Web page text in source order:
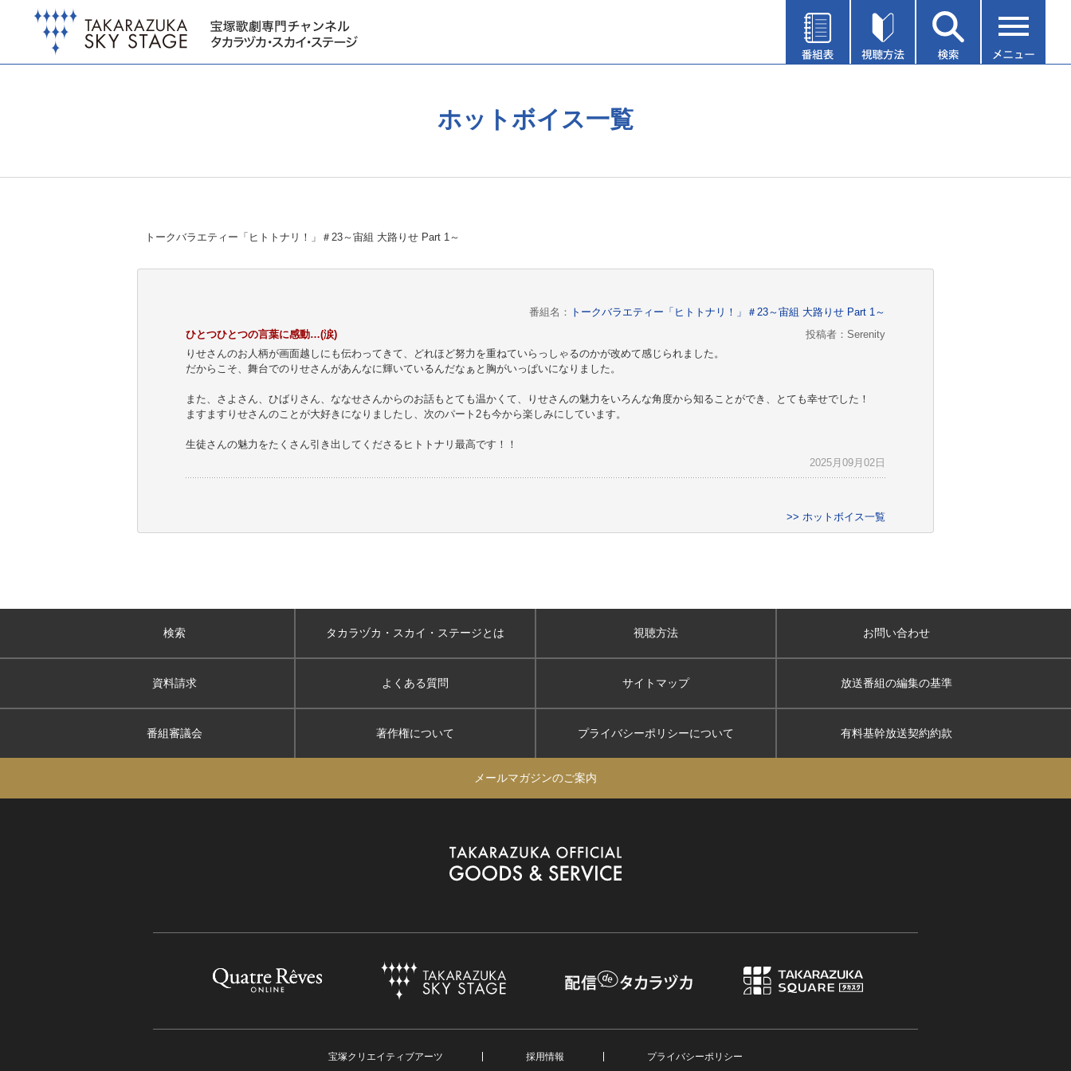
ホットボイス一覧
トークバラエティー「ヒトトナリ！」＃23～宙組 大路りせ Part 1～
番組名： トークバラエティー「ヒトトナリ！」＃23～宙組 大路りせ Part 1～
ひとつひとつの言葉に感動…(涙)
投稿者：Serenity
りせさんのお人柄が画面越しにも伝わってきて、どれほど努力を重ねていらっしゃるのかが改めて感じられました。
だからこそ、舞台でのりせさんがあんなに輝いているんだなぁと胸がいっぱいになりました。
また、さよさん、ひばりさん、ななせさんからのお話もとても温かくて、りせさんの魅力をいろんな角度から知ることができ、とても幸せでした！
ますますりせさんのことが大好きになりましたし、次のパート2も今から楽しみにしています。
生徒さんの魅力をたくさん引き出してくださるヒトトナリ最高です！！
2025月09月02日
>> ホットボイス一覧
検索 タカラヅカ・スカイ ・ステージとは 視聴方法 お問い合わせ
資料請求 よくある質問 サイトマップ 放送番組の編集の基準
番組審議会 著作権について プライバシーポリシーについて 有料基幹放送契約約款
メールマガジンのご案内
宝塚クリエイティブアーツ 採用情報 プライバシーポリシー